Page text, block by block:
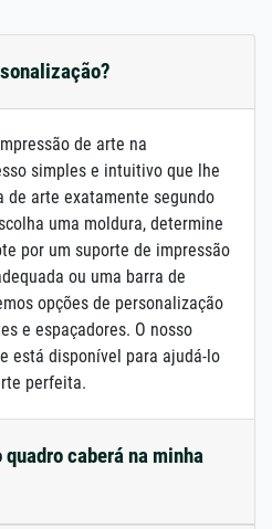
de arte na
simples e intuitivo que lhe
de arte exatamente segundo
uma moldura, determine
por um suporte de impressão
ou uma barra de
opções de personalização
e espaçadores. O nosso
está disponível para ajudá-lo
perfeita.
caberá na minha